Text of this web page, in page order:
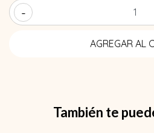
-
También te